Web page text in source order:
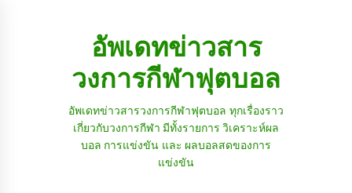
อัพเดทข่าวสาร
วงการกีฬาฟุตบอล
อัพเดทข่าวสารวงการกีฬาฟุตบอล ทุกเรื่องราว
เกี่ยวกับวงการกีฬา มีทั้งรายการ วิเคราะห์ผล
บอล การแข่งขัน และ ผลบอลสดของการ
แข่งขัน